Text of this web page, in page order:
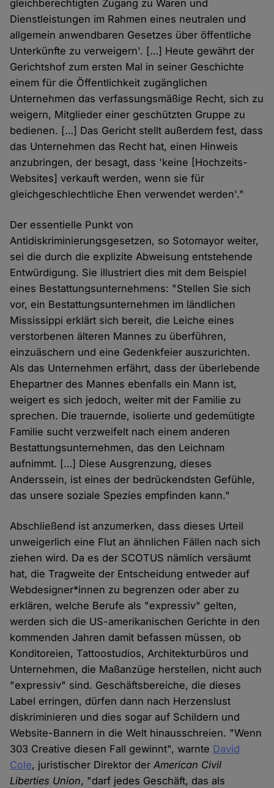
gleichberechtigten Zugang zu Waren und
Dienstleistungen im Rahmen eines neutralen und
allgemein anwendbaren Gesetzes über öffentliche
Unterkünfte zu verweigern'. […] Heute gewährt der
Gerichtshof zum ersten Mal in seiner Geschichte
einem für die Öffentlichkeit zugänglichen
Unternehmen das verfassungsmäßige Recht, sich zu
weigern, Mitglieder einer geschützten Gruppe zu
bedienen. […] Das Gericht stellt außerdem fest, dass
das Unternehmen das Recht hat, einen Hinweis
anzubringen, der besagt, dass 'keine [Hochzeits-
Websites] verkauft werden, wenn sie für
gleichgeschlechtliche Ehen verwendet werden'."
Der essentielle Punkt von
Antidiskriminierungsgesetzen, so Sotomayor weiter,
sei die durch die explizite Abweisung entstehende
Entwürdigung. Sie illustriert dies mit dem Beispiel
eines Bestattungsunternehmens: "Stellen Sie sich
vor, ein Bestattungsunternehmen im ländlichen
Mississippi erklärt sich bereit, die Leiche eines
verstorbenen älteren Mannes zu überführen,
einzuäschern und eine Gedenkfeier auszurichten.
Als das Unternehmen erfährt, dass der überlebende
Ehepartner des Mannes ebenfalls ein Mann ist,
weigert es sich jedoch, weiter mit der Familie zu
sprechen. Die trauernde, isolierte und gedemütigte
Familie sucht verzweifelt nach einem anderen
Bestattungsunternehmen, das den Leichnam
aufnimmt. […] Diese Ausgrenzung, dieses
Anderssein, ist eines der bedrückendsten Gefühle,
das unsere soziale Spezies empfinden kann."
Abschließend ist anzumerken, dass dieses Urteil
unweigerlich eine Flut an ähnlichen Fällen nach sich
ziehen wird. Da es der SCOTUS nämlich versäumt
hat, die Tragweite der Entscheidung entweder auf
Webdesigner*innen zu begrenzen oder aber zu
erklären, welche Berufe als "expressiv" gelten,
werden sich die US-amerikanischen Gerichte in den
kommenden Jahren damit befassen müssen, ob
Konditoreien, Tattoostudios, Architekturbüros und
Unternehmen, die Maßanzüge herstellen, nicht auch
"expressiv" sind. Geschäftsbereiche, die dieses
Label erringen, dürfen dann nach Herzenslust
diskriminieren und dies sogar auf Schildern und
Website-Bannern in die Welt hinausschreien. "Wenn
303 Creative diesen Fall gewinnt", warnte David
Cole, juristischer Direktor derAmerican Civil
Liberties Union, "darf jedes Geschäft, das als